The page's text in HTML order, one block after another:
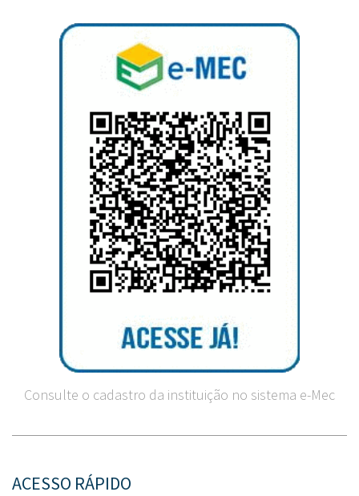
Consulte o cadastro da instituição no sistema e-Mec
ACESSO RÁPIDO